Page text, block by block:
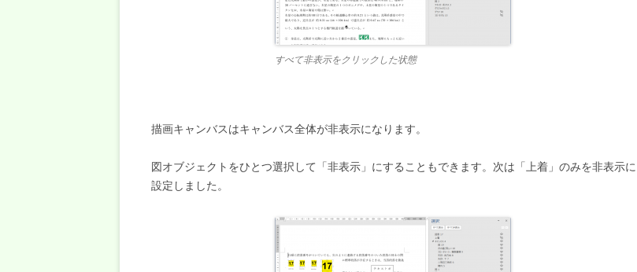
すべて非表示をクリックした状態
描画キャンバスはキャンバス全体が非表示になります。
図オブジェクトをひとつ選択して「非表示」にすることもできます。次は「上着」のみを非表示に
設定しました。